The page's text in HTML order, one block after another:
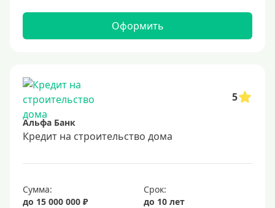
Оформить
5
Альфа Банк
Кредит на строительство дома
Сумма:
до 15 000 000 ₽
Срок:
до 10 лет